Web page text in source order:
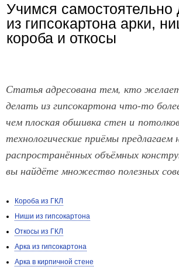
Учимся самостоятельно
из гипсокартона арки,
короба и откосы
Статья адресована тем, кто
делать из гипсокартона что-то
чем плоская обшивка стен и
технологические приёмы предлагаем
распространённых объёмных
вы найдёте множество полезных
Короба из ГКЛ
Ниши из гипсокартона
Откосы из ГКЛ
Арка из гипсокартона
Арка в кирпичной стене